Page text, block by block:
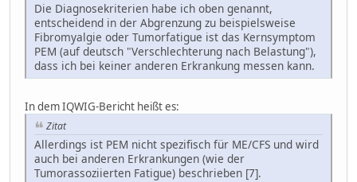
Die Diagnosekriterien habe ich oben genannt,
entscheidend in der Abgrenzung zu beispielsweise
Fibromyalgie oder Tumorfatigue ist das Kernsymptom
PEM (auf deutsch "Verschlechterung nach Belastung"),
dass ich bei keiner anderen Erkrankung messen kann.
In dem IQWIG-Bericht heißt es:
Zitat
Allerdings ist PEM nicht spezifisch für ME/CFS und wird
auch bei anderen Erkrankungen (wie der
Tumorassoziierten Fatigue) beschrieben [7].